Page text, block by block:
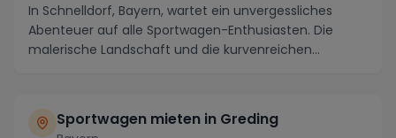
In Schnelldorf, Bayern, wartet ein unvergessliches
Abenteuer auf alle Sportwagen-Enthusiasten. Die
malerische Landschaft und die kurvenreichen
Sportwagen mieten in Greding